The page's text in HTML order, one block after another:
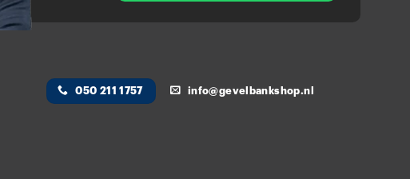
050 211 1757 info@gevelbankshop.nl